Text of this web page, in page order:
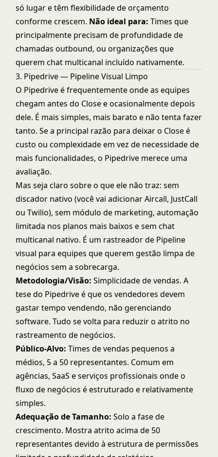
só lugar e têm flexibilidade de orçamento
conforme crescem. Não ideal para: Times que
principalmente precisam de profundidade de
chamadas outbound, ou organizações que
querem chat multicanal incluído nativamente.
3. Pipedrive — Pipeline Visual Limpo
O Pipedrive é frequentemente onde as equipes
chegam antes do Close e ocasionalmente depois
dele. É mais simples, mais barato e não tenta fazer
tanto. Se a principal razão para deixar o Close é
custo ou complexidade em vez de necessidade de
mais funcionalidades, o Pipedrive merece uma
avaliação.
Mas seja claro sobre o que ele não traz: sem
discador nativo (você vai adicionar Aircall, JustCall
ou Twilio), sem módulo de marketing, automação
limitada nos planos mais baixos e sem chat
multicanal nativo. É um rastreador de Pipeline
visual para equipes que querem gestão limpa de
negócios sem a sobrecarga.
Metodologia/Visão: Simplicidade de vendas. A
tese do Pipedrive é que os vendedores devem
gastar tempo vendendo, não gerenciando
software. Tudo se volta para reduzir o atrito no
rastreamento de negócios.
Público-Alvo: Times de vendas pequenos a
médios, 5 a 50 representantes. Comum em
agências, SaaS e serviços profissionais onde o
fluxo de negócios é estruturado e relativamente
simples.
Adequação de Tamanho: Solo a fase de
crescimento. Mostra atrito acima de 50
representantes devido à estrutura de permissões